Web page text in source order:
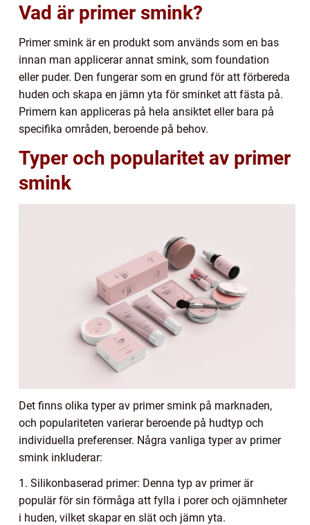
Vad är primer smink?
Primer smink är en produkt som används som en bas
innan man applicerar annat smink, som foundation
eller puder. Den fungerar som en grund för att förbereda
huden och skapa en jämn yta för sminket att fästa på.
Primern kan appliceras på hela ansiktet eller bara på
specifika områden, beroende på behov.
Typer och popularitet av primer
smink
Det finns olika typer av primer smink på marknaden,
och populariteten varierar beroende på hudtyp och
individuella preferenser. Några vanliga typer av primer
smink inkluderar:
1. Silikonbaserad primer: Denna typ av primer är
populär för sin förmåga att fylla i porer och ojämnheter
i huden, vilket skapar en slät och jämn yta.